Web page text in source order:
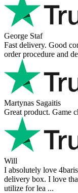
George Staf
Fast delivery. Good
order procedure and
Martynas Sagaitis
Great product. Game
Will
I absolutely love
delivery box. I love
utilize for lea ...